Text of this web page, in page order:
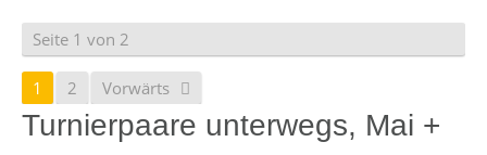
Seite 1 von 2
1 2 Vorwärts
Turnierpaare unterwegs, Mai +